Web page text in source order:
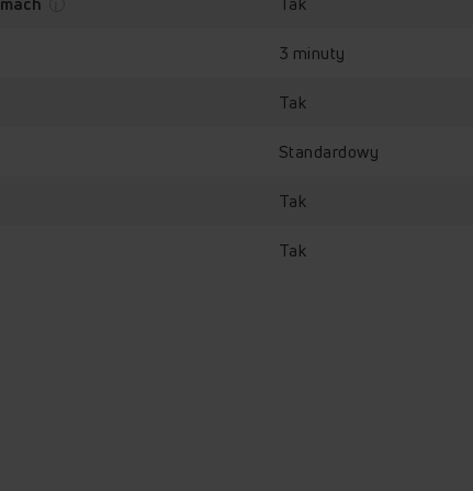
Amica ED37618B X-TYPE
3 minuty
Tak
Standardowy
Tak
Tak